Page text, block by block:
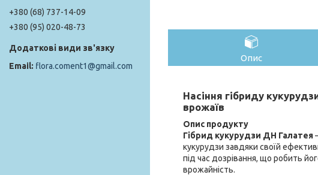
Опис
Насіння гібриду
врожаїв
Опис продукту
Гібрид кукурудзи ДН Галатея
кукурудзи завдяки своїй
під час дозрівання, що робить
врожайність.
+380 (68) 737-14-09
+380 (95) 020-48-73
flora.coment1@gmail.com